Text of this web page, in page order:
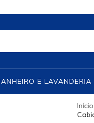
E LAVANDERIA
Início